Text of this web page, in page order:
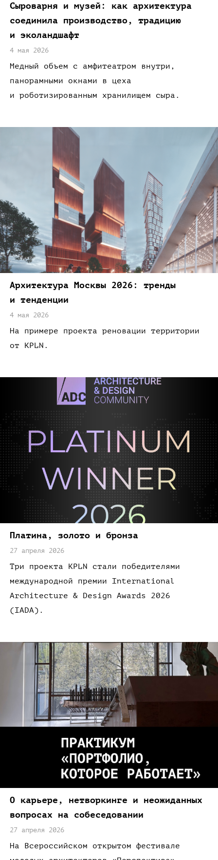
Сыроварня и музей:
как архитектура
соединила производство,
традицию
и эколандшафт
4 мая 2026
Медный объем с амфитеатром
внутри,
панорамными окнами
в цеха
и роботизированным хранилищем сыра.
Архитектура Москвы 2026: тренды
и тенденции
4 мая 2026
На примере проекта реновации территории
от KPLN.
Платина, золото и бронза
27 апреля 2026
Три проекта KPLN стали победителями
международной премии International
Architecture & Design Awards 2026
(IADA) .
О карьере, нетворкинге и неожиданных
вопросах на собеседовании
27 апреля 2026
На Всероссийском открытом фестивале